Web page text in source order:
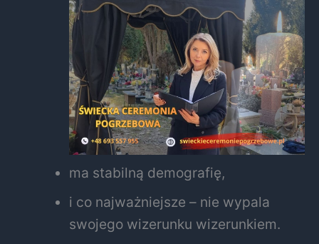
ma stabilną demografię,
i co najważniejsze – nie wypala
swojego wizerunku wizerunkiem.